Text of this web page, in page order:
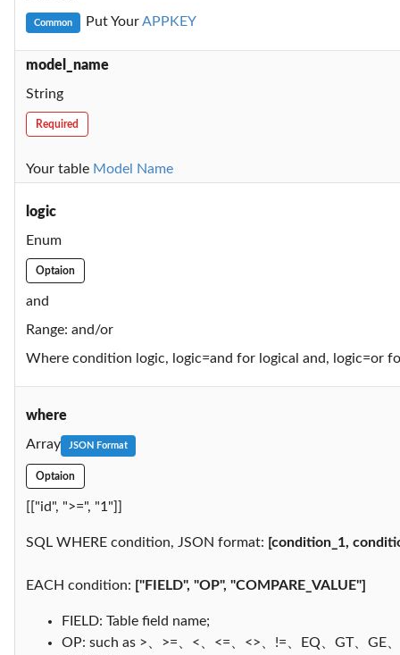
Common Put YourAPPKEY
model_name
String
Required
Your table Model Name
logic
Enum
Optaion
and
Range: and/or
Where condition logic, logic=and for logical and, logic=or
where
Array
JSON Format
Optaion
[["id", ">=", "1"]]
SQL WHERE condition, JSON format: [condition_1,
EACH condition: ["FIELD", "OP", "COMPARE_VALUE"]
FIELD: Table field name;
OP: such as >、>=、<、<=、<>、!=、EQ、GT、GE